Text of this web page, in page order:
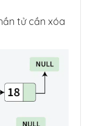
tử cần xóa